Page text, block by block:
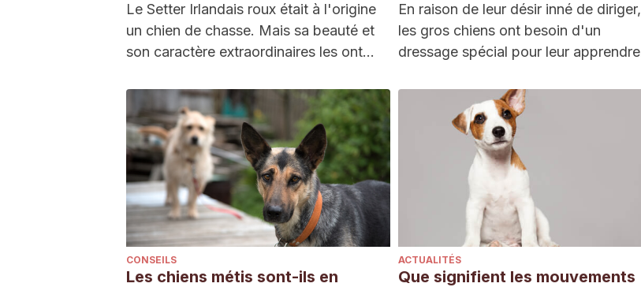
Le Setter Irlandais roux était à l'origine
un chien de chasse. Mais sa beauté et
son caractère extraordinaires les ont…
En raison de leur désir inné de diriger,
les gros chiens ont besoin d'un
dressage spécial pour leur apprendre
CONSEILS
Les chiens métis sont-ils en
ACTUALITÉS
Que signifient les mouvements